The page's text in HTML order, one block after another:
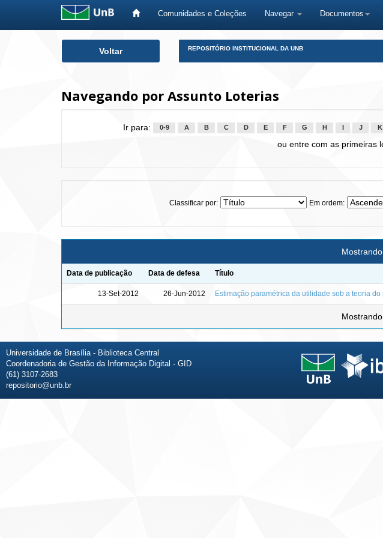
Comunidades e Coleções Navegar Documentos
Voltar REPOSITÓRIO INSTITUCIONAL DA UNB
Navegando por Assunto Loterias
Ir para: 0-9 A B C D E F G H J K
ou entre com as primeiras
Classificar por: Em ordem:
Data de publicação Data de defesa Título
13-Set-2012 26-Jun-2012 Estimação paramétrica da utilidade sob a teoria do
Universidade de Brasília - Biblioteca Central
Coordenadoria de Gestão da Informação Digital - GID
(61) 3107-2683
repositorio@unb.br